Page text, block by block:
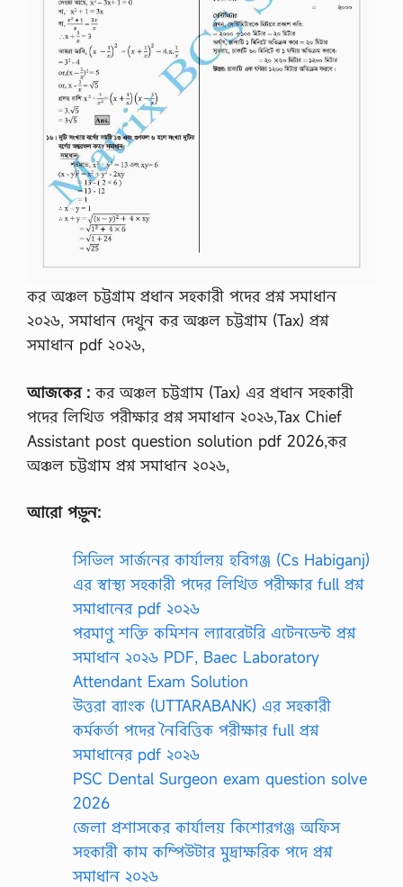
কর অঞ্চল চট্টগ্রাম প্রধান সহকারী পদের প্রশ্ন সমাধান
২০২৬, সমাধান দেখুন কর অঞ্চল চট্টগ্রাম (Tax) প্রশ্ন
সমাধান pdf ২০২৬,
আজকের :কর অঞ্চল চট্টগ্রাম (Tax) এর প্রধান সহকারী
পদের লিখিত পরীক্ষার প্রশ্ন সমাধান ২০২৬,Tax Chief
Assistant post question solution pdf 2026,কর
অঞ্চল চট্টগ্রাম প্রশ্ন সমাধান ২০২৬,
আরো পড়ুন:
সিভিল সার্জনের কার্যালয় হবিগঞ্জ (Cs Habiganj)
এর স্বাস্থ্য সহকারী পদের লিখিত পরীক্ষার full প্রশ্ন
সমাধানের pdf ২০২৬
পরমাণু শক্তি কমিশন ল্যাবরেটরি এটেনডেন্ট প্রশ্ন
সমাধান ২০২৬ PDF, Baec Laboratory
Attendant Exam Solution
উত্তরা ব্যাংক (UTTARABANK) এর সহকারী
কর্মকর্তা পদের নৈবিত্তিক পরীক্ষার full প্রশ্ন
সমাধানের pdf ২০২৬
PSC Dental Surgeon exam question solve
2026
জেলা প্রশাসকের কার্যালয় কিশোরগঞ্জ অফিস
সহকারী কাম কম্পিউটার মুদ্রাক্ষরিক পদে প্রশ্ন
সমাধান ২০২৬